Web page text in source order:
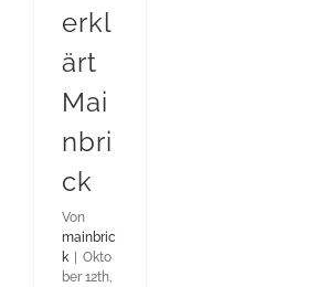
erkl
ärt
Mai
nbri
ck
Von
mainbric
k | Okto
ber 12th,